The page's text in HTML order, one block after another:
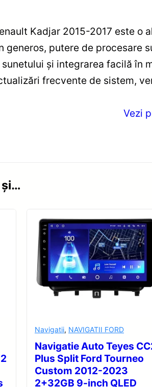
Kadjar 2015-2017 este
generos, putere de
şi integrarea facilă în
frecvente de sistem,
Vezi
și…
Navigatii, NAVIGATII FORD
Navigatie Auto Teyes
Plus Split Ford Tourneo
Custom 2012-2023
2+32GB 9-inch QLED